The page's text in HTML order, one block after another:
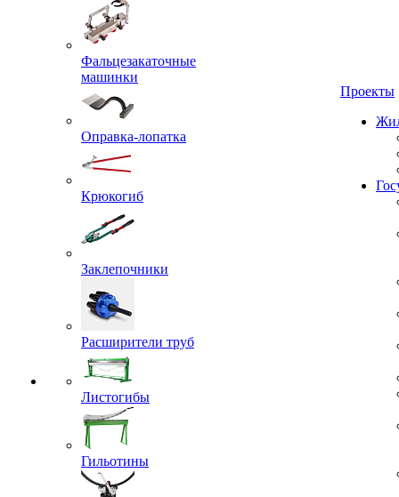
Фальцезакаточные
машинки
Оправка-лопатка
Крюкогиб
Заклепочники
Расширители труб
Листогибы
Гильотины
Проекты